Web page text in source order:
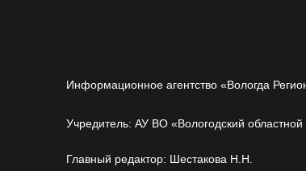
Информационное агентство «Вологда
Учредитель: АУ ВО «Вологодский
Главный редактор: Шестакова Н.Н.